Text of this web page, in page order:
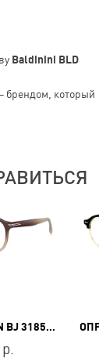
Baldinini BLD
брендом, который
ОПРАВА BOLON BJ 3185 B69